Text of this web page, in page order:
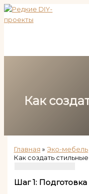
Перейти
к
Как
Главная
Эко-мебель
Как создать
Шаг 1: